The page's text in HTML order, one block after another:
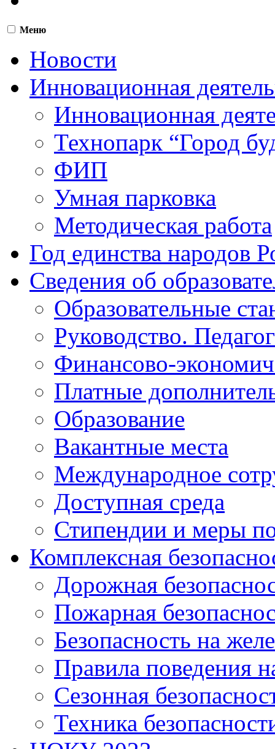
Меню
Новости
Инновационная
Инновационная
Технопарк “Город
ФИП
Умная парковка
Методическая работа
Год единства народов
Сведения об
Образовательные
Руководство.
Финансово-
Платные
Образование
Вакантные места
Международное
Доступная среда
Стипендии и меры
Комплексная
Дорожная
Пожарная
Безопасность на
Правила поведения
Сезонная
Техника